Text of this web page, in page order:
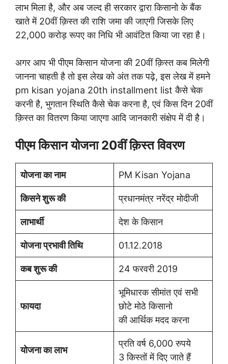
लाभ मिला है, और अब जल्द ही सरकार द्वारा किसानो के बैंक
खाते में 20वीं क़िस्त की राशि जमा की जाएगी जिसके लिए
22,000 करोड़ रूपए का निधि भी आवंटित किया जा रहा है।
अगर आप भी पीएम किसान योजना की 20वीं क़िस्त कब मिलेगी
जानना चाहती है तो इस लेख को अंत तक पढ़े, इस लेख में हमने
pm kisan yojana 20th installment list कैसे चेक
करनी है, भुगतान स्थिति कैसे चेक करना है, एवं किस दिन 20वीं
क़िस्त का वितरण किया जाएगा आदि जानकारी संक्षेप में दी है।
पीएम किसान योजना 20वीं क़िस्त विवरण
योजना का नाम PM Kisan Yojana
किसने शुरू की प्रधानमंत्र नरेंद्र मोदीजी
लाभार्थी देश के किसान
योजना प्रभावी तिथि 01.12.2018
कब शुरू की 24 फरवरी 2019
फायदा
भूमिधारक सीमांत एवं सभी
छोटे मोठे किसानो
की आर्थिक मदद करना
योजना का लाभ
प्रति वर्ष 6,000 रुपये
3 किस्तों में दिए जाते हैं